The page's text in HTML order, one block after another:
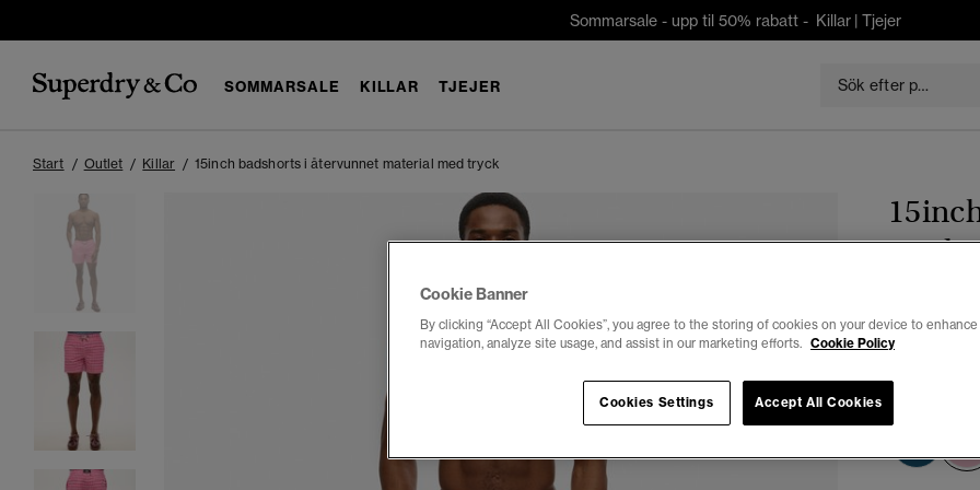
Sommarsale - upp til 50% rabatt - Killar| Tjejer
SOMMARSALE KILLAR TJEJER
Start Outlet Killar 15inch badshorts i återvunnet material med tryck
med
kr
Du sparar 30 %
Cookie Banner
By clicking “Accept All Cookies”, you agree to the storing of cookies on your device to
navigation, analyze site usage, and assist in our marketing efforts. Cookie Policy
Accept All Cookies
Cookies Settings